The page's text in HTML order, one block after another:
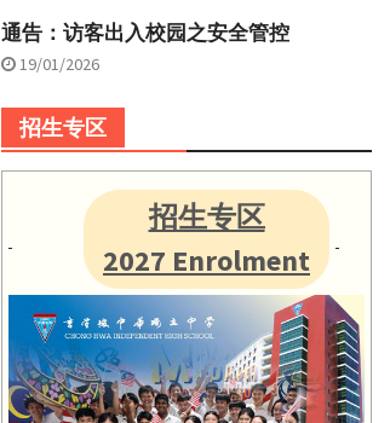
通告：访客出入校园之安全管控
19/01/2026
招生专区
招生专区
2027 Enrolment